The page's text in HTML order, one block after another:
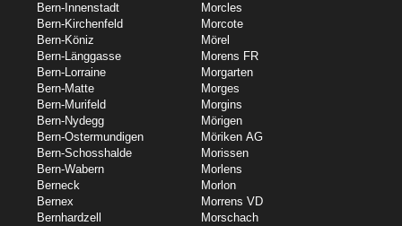
Bern-Innenstadt
Bern-Kirchenfeld
Bern-Köniz
Bern-Länggasse
Bern-Lorraine
Bern-Matte
Bern-Murifeld
Bern-Nydegg
Bern-Ostermundigen
Bern-Schosshalde
Bern-Wabern
Berneck
Bernex
Bernhardzell
Morcles
Morcote
Mörel
Morens FR
Morgarten
Morges
Morgins
Mörigen
Möriken AG
Morissen
Morlens
Morlon
Morrens VD
Morschach